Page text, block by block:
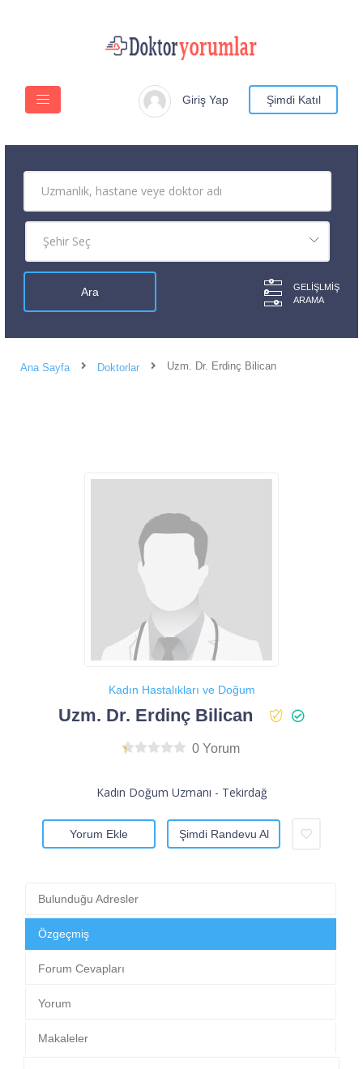
Giriş Yap Şimdi Katıl
GELIŞLMIŞ
ARAMA
Ana Sayfa Doktorlar Uzm. Dr. Erdinç Bilican
Kadın Hastalıkları ve Doğum
Uzm. Dr. Erdinç Bilican
0 Yorum
Kadın Doğum Uzmanı - Tekirdağ
Yorum Ekle Şimdi Randevu Al
Bulunduğu Adresler
Özgeçmiş
Forum Cevapları
Yorum
Makaleler